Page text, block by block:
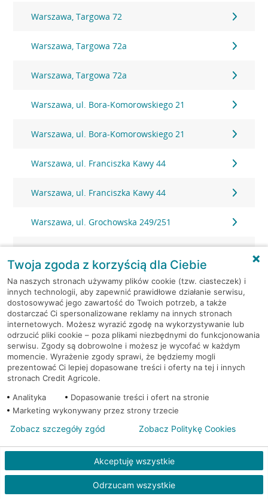
Warszawa, Targowa 72
Warszawa, Targowa 72a
Warszawa, Targowa 72a
Warszawa, ul. Bora-Komorowskiego 21
Warszawa, ul. Bora-Komorowskiego 21
Warszawa, ul. Franciszka Kawy 44
Warszawa, ul. Franciszka Kawy 44
Warszawa, ul. Grochowska 249/251
Warszawa, ul. Grochowska 249/251
Warszawa, ul. Grójecka 53/57
Warszawa, ul. Grójecka 53/57
Warszawa, ul. Hanki Czaki 2
Warszawa, ul. Hanki Czaki 2
Warszawa, ul. Książkowa 9F/1
Warszawa, ul. Książkowa 9F/1
Warszawa, ul. Malborska 1
Twoja zgoda z korzyścią dla Ciebie
Na naszych stronach używamy plików cookie (tzw. ciasteczek) i
innych technologii, aby zapewnić prawidłowe działanie serwisu,
dostosowywać jego zawartość do Twoich potrzeb, a także
dostarczać Ci spersonalizowane reklamy na innych stronach
internetowych. Możesz wyrazić zgodę na wykorzystywanie lub
odrzucić pliki cookie – poza plikami niezbędnymi do funkcjonowania
serwisu. Zgody są dobrowolne i możesz je wycofać w każdym
momencie. Wyrażenie zgody sprawi, że będziemy mogli
prezentować Ci lepiej dopasowane treści i oferty na tej i innych
stronach Credit Agricole.
Analityka
Dopasowanie treści i ofert na stronie
Marketing wykonywany przez strony trzecie
Akceptuję wszystkie
Odrzucam wszystkie
Zobacz szczegóły zgód Zobacz Politykę Cookies